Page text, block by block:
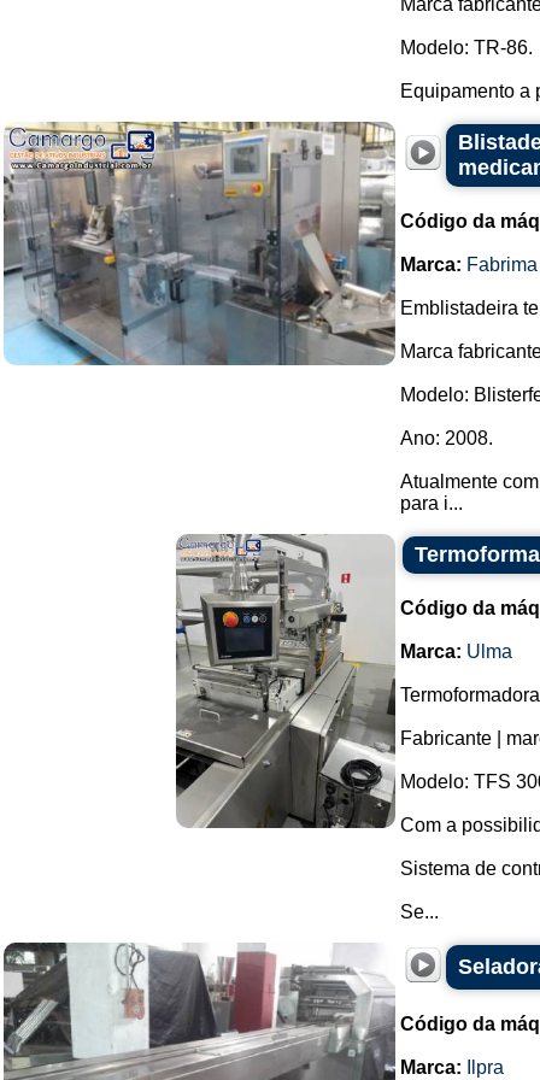
Marca
Modelo: TR-86.
Equipamento a
Código da
Marca: Fabrima
Emblistadeira
Marca
Modelo:
Ano: 2008.
Atualmente
para i...
Código da
Marca: Ulma
Fabricante |
Modelo: TFS
Com a
Sistema de
Se...
Código da
Marca: Ilpra